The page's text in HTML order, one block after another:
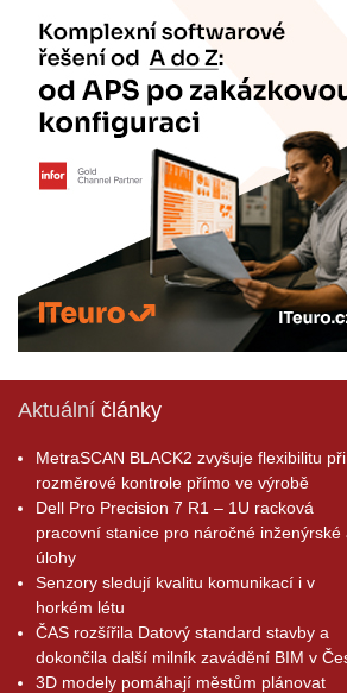
Aktuální články
MetraSCAN BLACK2 zvyšuje flexibilitu při
rozměrové kontrole přímo ve výrobě
Dell Pro Precision 7 R1 – 1U racková
pracovní stanice pro náročné inženýrské
úlohy
Senzory sledují kvalitu komunikací i v
horkém létu
ČAS rozšířila Datový standard stavby a
dokončila další milník zavádění BIM v
3D modely pomáhají městům plánovat